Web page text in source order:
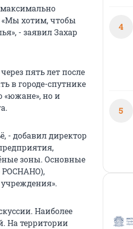
хотим, чтобы
- заявил Захар
пять лет после
в городе-спутнике
«южане», но и
- добавил директор
зоны. Основные
РОСНАНО),
Наиболее
На территории
4
5